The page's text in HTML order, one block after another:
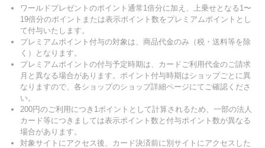
ワールドプレゼントのポイント通常1倍分に加え、上乗せとなる1〜
19倍分のポイントまたは表示ポイント数をプレミアムポイントとし
て付与いたします。
プレミアムポイント付与の対象は、商品代金のみ（税・送料等を除
く）となります。
プレミアムポイントの付与予定時期は、カードご利用代金のご請求
月と異なる場合があります。ポイント付与時期はショップごとに異
なりますので、各ショップのショップ詳細ページにてご確認くださ
い。
200円のご利用につき1ポイントとして計算されるため、一部の法人
カード等につきましては表示ポイント数と付与ポイント数が異なる
場合があります。
対象サイトにアクセス後、カード決済前に別サイトにアクセスした